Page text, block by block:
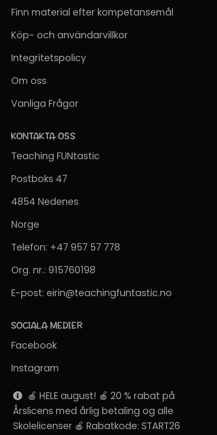
Finn material efter kompetansemål
Köp- och användarvillkor
Integritetspolicy
Om oss
Vanliga Frågor
KONTAKTA OSS
Teaching FUNtastic
Postboks 47
4854 Nedenes
Norge
Telefon: +47 957 57 778
Org. nr.: 915760198
E-post: eirin@teachingfuntastic.no
SOCIALA MEDIER
Facebook
Instagram
Pinterest
SnapChat
🍎 HELE august! 🍎 20 % rabat på
Årslicens med årlig betaling og alle
Skolelicenser 🍎 Rabatkode: START26